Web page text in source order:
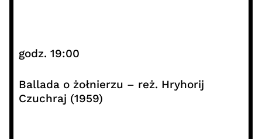
godz. 19:00
Ballada o żołnierzu – reż. Hryhorij
Czuchraj (1959)